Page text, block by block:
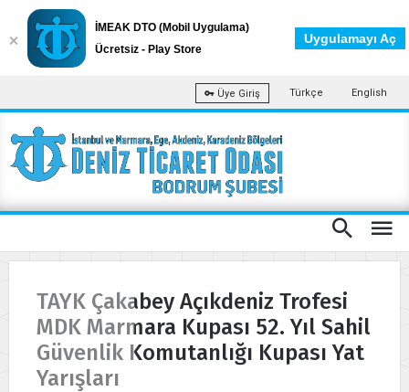
Üye Giriş Türkçe English
TAYK Çakabey Açıkdeniz Trofesi
MDK Marmara Kupası 52. Yıl Sahil
Güvenlik Komutanlığı Kupası Yat
Yarışları
İMEAK DTO (Mobil Uygulama)
Ücretsiz - Play Store
Uygulamayı Aç